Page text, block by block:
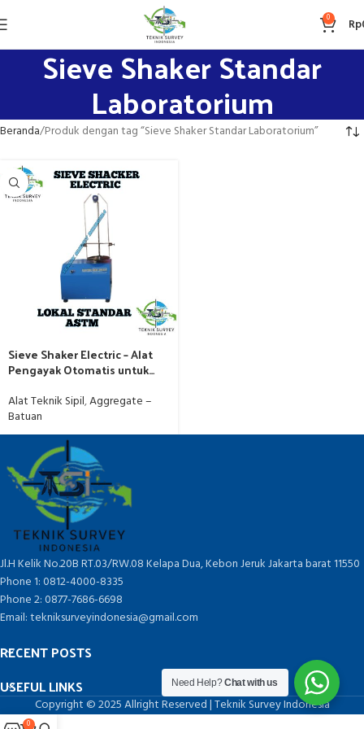
0 Rp
Sieve Shaker Standar
Laboratorium
Beranda Produk dengan tag “Sieve Shaker Standar Laboratorium”
Sieve Shaker Electric – Alat
Pengayak Otomatis untuk
Alat Teknik Sipil,Aggregate –
Batuan
Jl.H Kelik No.20B RT.03/RW.08 Kelapa Dua, Kebon Jeruk Jakarta barat 11550
Phone 1: 0812-4000-8335
Phone 2: 0877-7686-6698
Email: tekniksurveyindonesia@gmail.com
RECENT POSTS
USEFUL LINKS
Copyright © 2025 Allright Reserved | Teknik Survey Indonesia
Need Help?Chat with us
0